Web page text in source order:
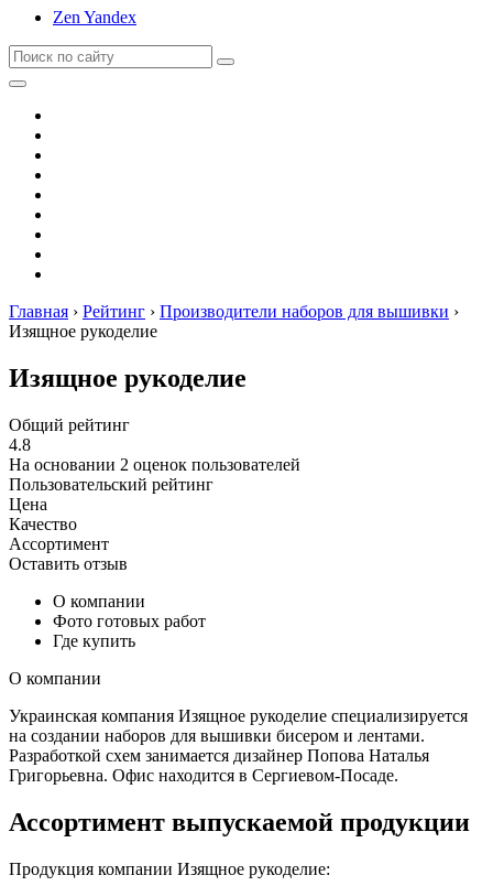
Zen Yandex
Главная › Рейтинг › Производители наборов для вышивки ›
Изящное рукоделие
Изящное рукоделие
Общий рейтинг
4.8
На основании 2 оценок пользователей
Пользовательский рейтинг
Цена
Качество
Ассортимент
Оставить отзыв
О компании
Фото готовых работ
Где купить
О компании
Украинская компания Изящное рукоделие специализируется
на создании наборов для вышивки бисером и лентами.
Разработкой схем занимается дизайнер Попова Наталья
Григорьевна. Офис находится в Сергиевом-Посаде.
Ассортимент выпускаемой продукции
Продукция компании Изящное рукоделие: